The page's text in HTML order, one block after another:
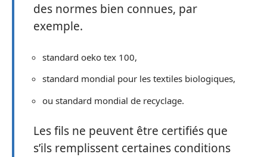
des normes bien connues, par
exemple.
standard oeko tex 100,
standard mondial pour les textiles biologiques,
ou standard mondial de recyclage.
Les fils ne peuvent être certifiés que
s’ils remplissent certaines conditions